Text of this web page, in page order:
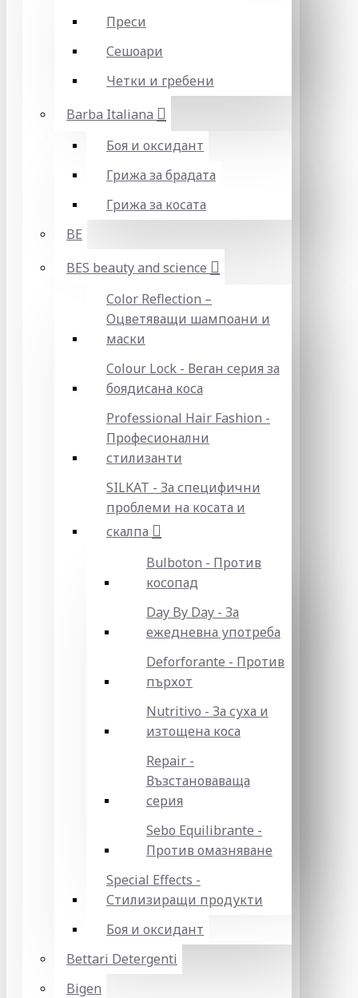
Преси
Сешоари
Четки и гребени
Barba Italiana
Боя и оксидант
Грижа за брадата
Грижа за косата
BE
BES beauty and science
Color Reflection –
Оцветяващи шампоани и
маски
Colour Lock - Веган серия за
боядисана коса
Professional Hair Fashion -
Професионални
стилизанти
SILKAT - За специфични
проблеми на косата и
скалпа
Bulboton - Против
косопад
Day By Day - За
ежедневна употреба
Deforforante - Против
пърхот
Nutritivo - За суха и
изтощена коса
Repair -
Възстановаваща
серия
Sebo Equilibrante -
Против омазняване
Special Effects -
Стилизиращи продукти
Боя и оксидант
Bettari Detergenti
Bigen